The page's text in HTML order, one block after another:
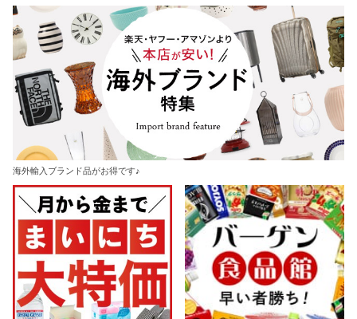
海外輸入ブランド品がお得です♪